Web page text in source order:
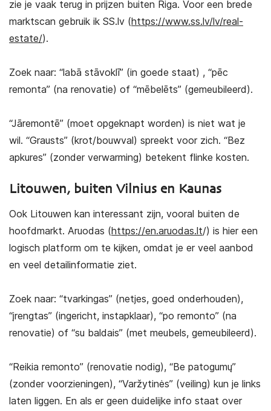
zie je vaak terug in prijzen buiten Riga. Voor een brede
marktscan gebruik ik SS.lv (https://www.ss.lv/lv/real-
estate/).
Zoek naar: “labā stāvoklī” (in goede staat) , “pēc
remonta” (na renovatie) of “mēbelēts” (gemeubileerd).
“Jāremontē” (moet opgeknapt worden) is niet wat je
wil. “Grausts” (krot/bouwval) spreekt voor zich. “Bez
apkures” (zonder verwarming) betekent flinke kosten.
Litouwen, buiten Vilnius en Kaunas
Ook Litouwen kan interessant zijn, vooral buiten de
hoofdmarkt. Aruodas (https://en.aruodas.lt/) is hier een
logisch platform om te kijken, omdat je er veel aanbod
en veel detailinformatie ziet.
Zoek naar: “tvarkingas” (netjes, goed onderhouden),
“įrengtas” (ingericht, instapklaar), “po remonto” (na
renovatie) of “su baldais” (met meubels, gemeubileerd).
“Reikia remonto” (renovatie nodig), “Be patogumų”
(zonder voorzieningen), “Varžytinės” (veiling) kun je links
laten liggen. En als er geen duidelijke info staat over